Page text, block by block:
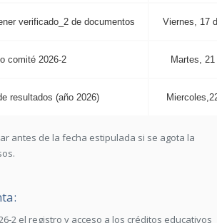
verificado_2 de documentos Viernes, 17
comité 2026-2 Martes,
resultados (año 2026)
antes de la fecha estipulada si se agota la
2 el registro y acceso a los créditos educativos